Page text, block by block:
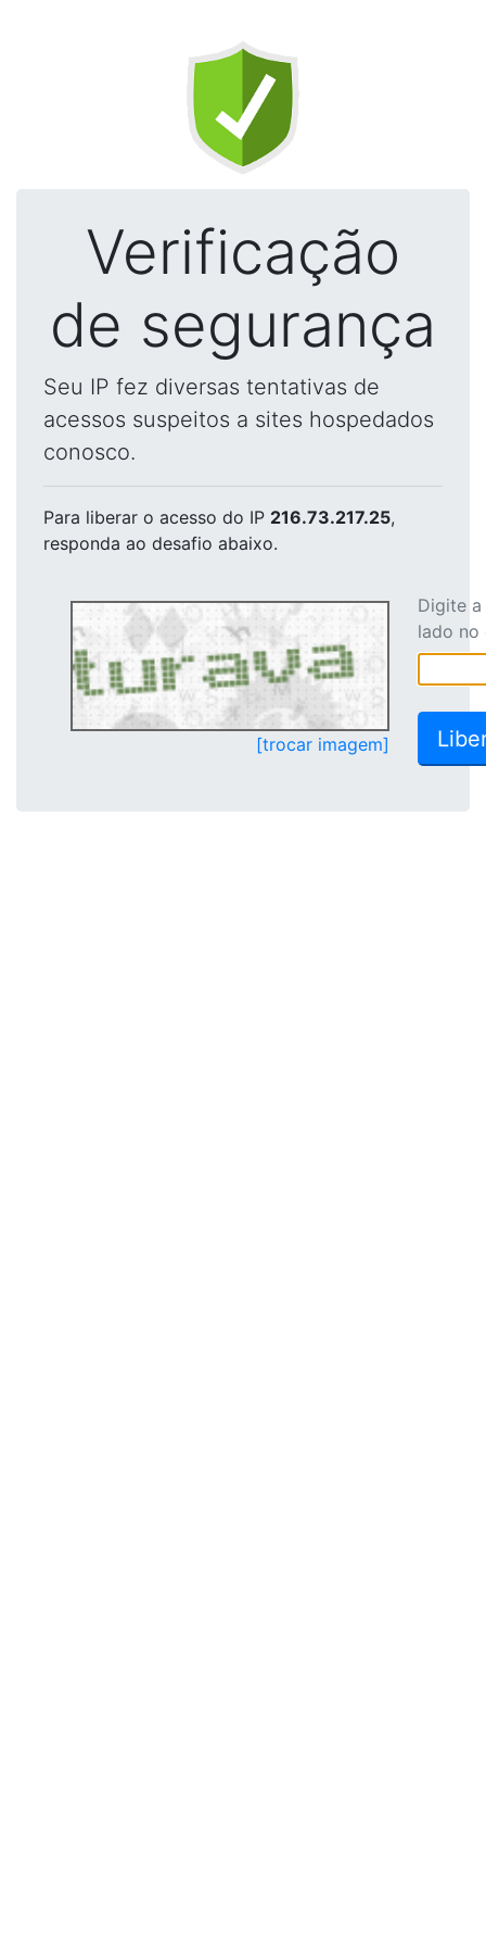
Verificação
de segurança
Seu IP fez diversas tentativas de
acessos suspeitos a sites hospedados
conosco.
Para liberar o acesso do IP 216.73.217.25,
responda ao desafio abaixo.
[trocar imagem]
Digite
lado no